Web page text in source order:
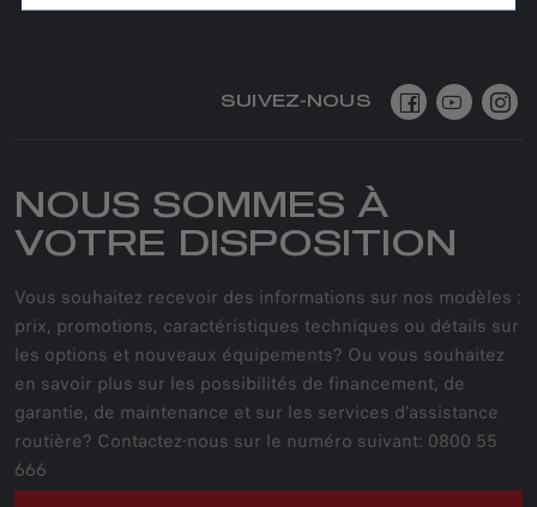
SUIVEZ-NOUS
NOUS SOMMES À
VOTRE DISPOSITION
Vous souhaitez recevoir des informations sur nos modèles :
prix, promotions, caractéristiques techniques ou détails sur
les options et nouveaux équipements? Ou vous souhaitez
en savoir plus sur les possibilités de financement, de
garantie, de maintenance et sur les services d'assistance
routière? Contactez-nous sur le numéro suivant: 0800 55
666